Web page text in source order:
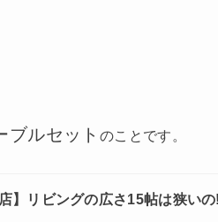
ブルセット のことです。
店】リビングの広さ15帖は狭い